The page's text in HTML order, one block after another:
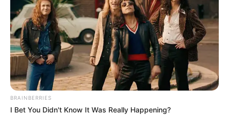
Home > Dorama > Entretenimento > Netflix > Notícia > TV >
Beijo Explosivo chega ao fim: veja o horário de estreia do episódio
final do dorama.
Beijo Explosivo chega ao fim: veja
o horário de estreia do episódio
final do dorama.
BRAINBERRIES
I Bet You Didn't Know It Was Really Happening?